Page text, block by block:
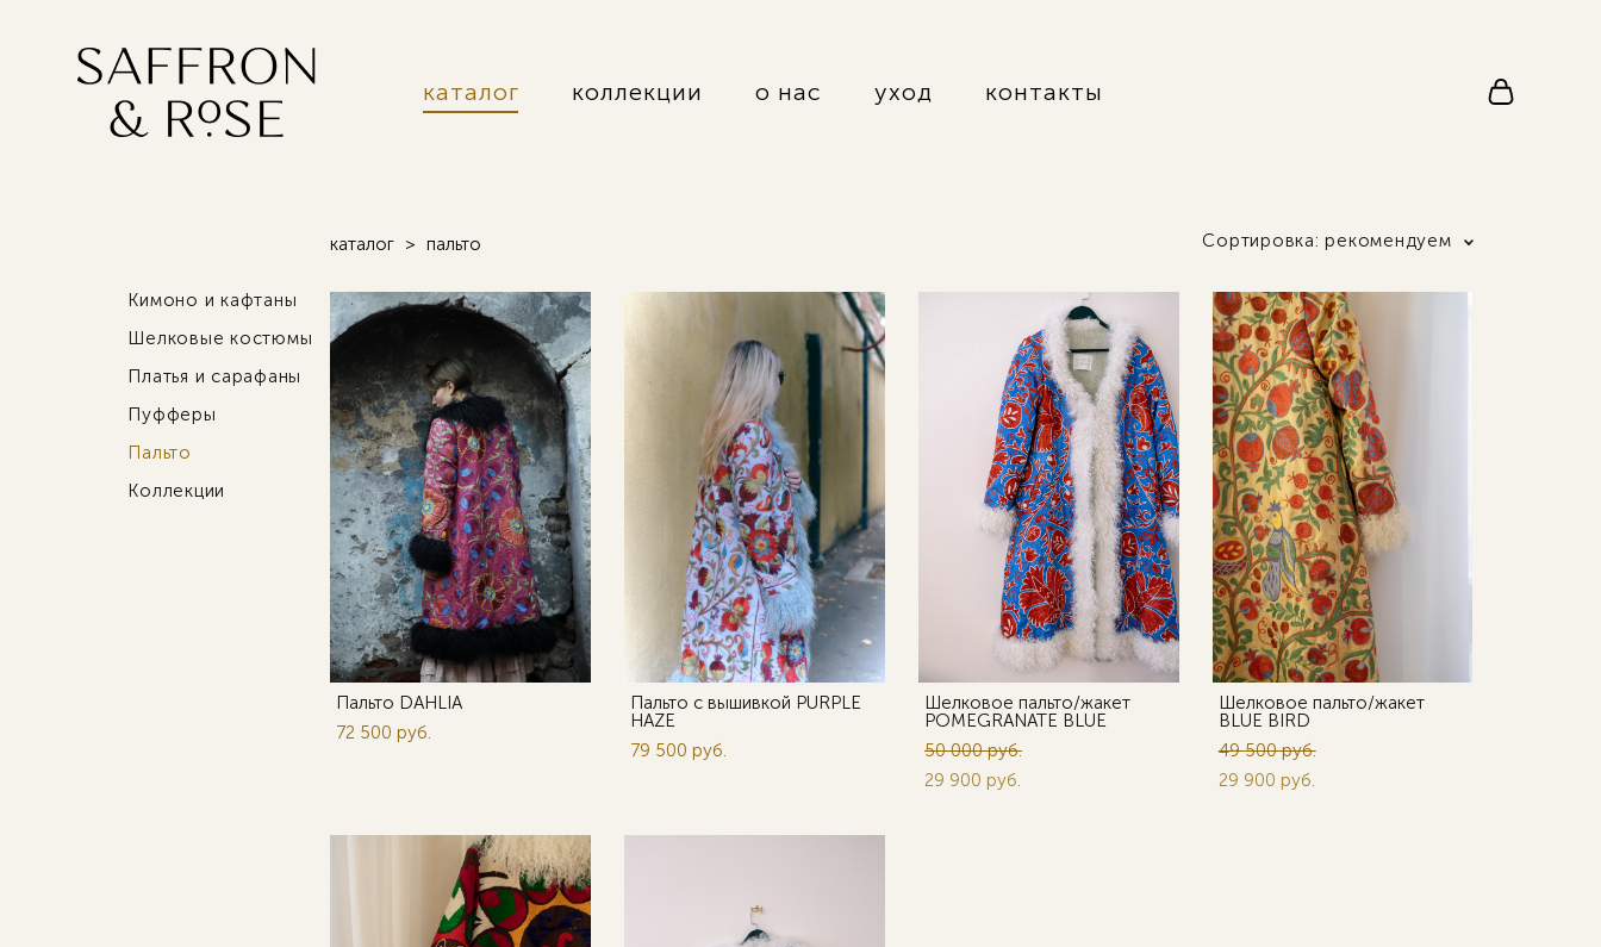
каталог коллекции о нас уход контакты
Кимоно и кафтаны
Шелковые костюмы
Платья и сарафаны
Пуфферы
Пальто
Коллекции
каталог > пальто Сортировка: рекомендуем
Пальто DAHLIA
72 500 pуб.
Пальто с вышивкой PURPLE
HAZE
79 500 pуб.
Шелковое пальто/жакет
POMEGRANATE BLUE
50 000 pуб.
29 900 pуб.
Шелковое пальто/жакет
BLUE BIRD
49 500 pуб.
29 900 pуб.